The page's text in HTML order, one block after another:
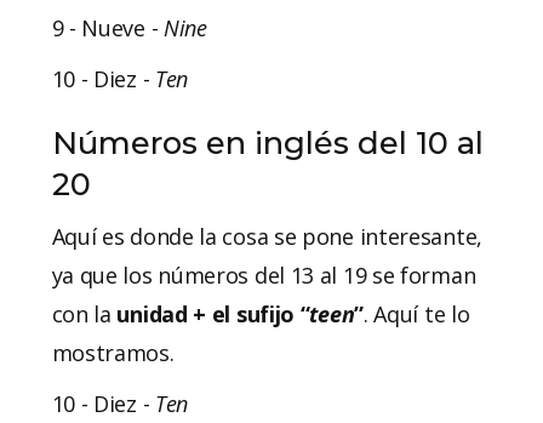
9 - Nueve - Nine
10 - Diez - Ten
Números en inglés del 10 al
20
Aquí es donde la cosa se pone interesante,
ya que los números del 13 al 19 se forman
con la unidad + el sufijo “teen”. Aquí te lo
mostramos.
10 - Diez - Ten